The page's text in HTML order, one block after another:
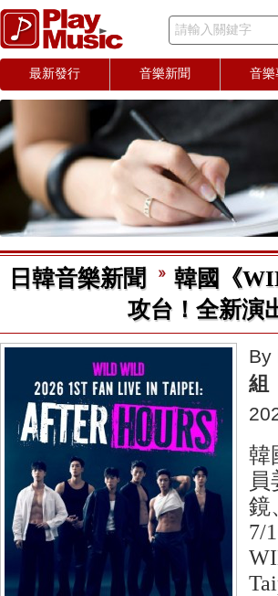
請輸入關鍵字
最新發行 音樂新聞 音樂
日韓音樂新聞
韓國《
攻台！全新演
By
組
韓
鏡
7/